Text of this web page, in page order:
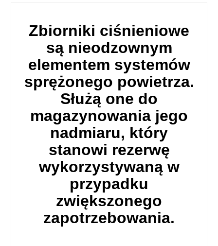
Zbiorniki ciśnieniowe
są nieodzownym
elementem systemów
sprężonego powietrza.
Służą one do
magazynowania jego
nadmiaru, który
stanowi rezerwę
wykorzystywaną w
przypadku
zwiększonego
zapotrzebowania.